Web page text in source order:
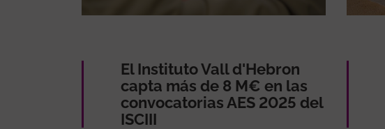
El Instituto Vall d'Hebron
capta más de 8 M€ en las
convocatorias AES 2025 del
ISCIII